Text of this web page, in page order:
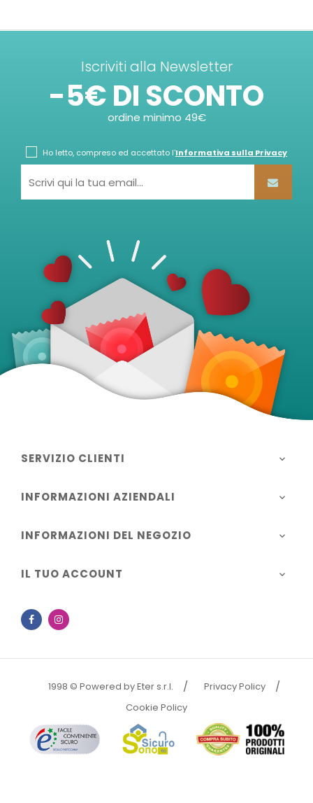
Iscriviti alla Newsletter
-5€ DI SCONTO
ordine minimo 49€
Ho letto, compreso ed accettato l'Informativa sulla Privacy
SERVIZIO CLIENTI 
INFORMAZIONI AZIENDALI 
INFORMAZIONI DEL NEGOZIO 
IL TUO ACCOUNT 
Facebook
1998 © Powered by Eter s.r.l.
Privacy Policy
Cookie Policy